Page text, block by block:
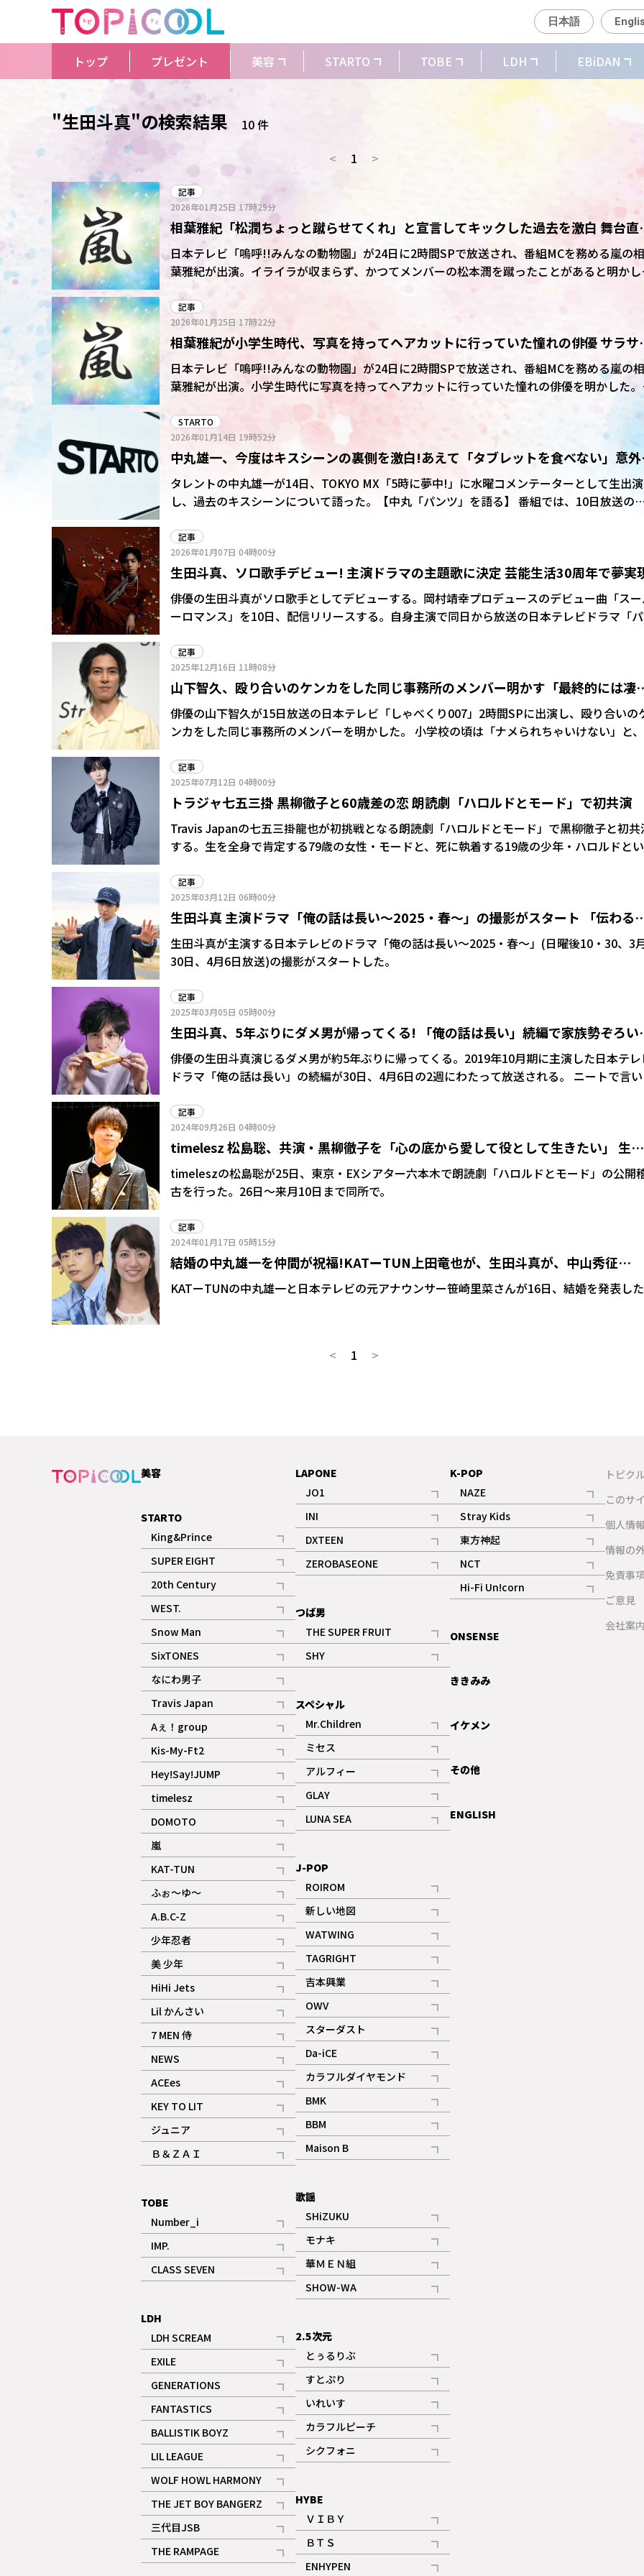
日本語
トップ プレゼント 美容 STARTO TOBE LDH EBiDAN
"生田斗真"の検索結果
10 件
<
1 >
記事
2026年01月25日 17時29分
相葉雅紀「松潤ちょっと蹴らせてくれ」と宣言してキックした過去を激白 舞台直
にイライラ収まらず
日本テレビ「嗚呼!!みんなの動物園」が24日に2時間SPで放送され、番組MCを務める嵐の相
葉雅紀が出演。イライラが収まらず、かつてメンバーの松本潤を蹴ったことがあると明かし
た。相葉が番組内で行っている保護犬トリミングのコーナー。この日、アシスタントとし
行したのは俳優の生田斗真だった。 相葉にとって生田は2学年下ながら、旧ジャニーズ事務所
に入ったのは生田のほうが半年ほど早いという関係。「斗真と本当に長いのよ。斗真先輩
俺が事務所入った時にはもうすでにいたから。半年ぐらい先輩。いつの間にか(呼び捨ての)
真になっちゃったね」と笑顔で当時を振り返った。 「もう30年ぐらいになるね」(生田)「ね。
怖くない?30年だよ」(相葉)と付き合いの長さをしみじみと噛み締める2人。そもそもの始
は「嵐」結成前に相葉、松本、二宮和也、生田の4人で組んでいた「MAIN」のメンバー同
いう関係性だった。 すると、ここで突然、相葉が「だって斗真のせいで俺が松潤のことを蹴る
っていう事件が…」とにこやかな表情のまま言い出し、生田は「ここでその話、する?」と
いながら膝から崩れ落ちて苦笑いを浮かべた。 「同じ舞台やってて。俺が中3だから中1?」と
相葉。当時、相葉が中3、松本と二宮が中2、生田が中1という全員中学生時代に“事件”は起
った。相葉が「開幕するホント寸前まで松潤と斗真がうるさくてうるさくて!」と切り出す
と、生田は「ずっとじゃれ合いみたいなのを…常にしてたんですよ」と当時の背景を説明し
記事
2026年01月25日 17時22分
相葉雅紀が小学生時代、写真を持ってヘアカットに行っていた憧れの俳優 サラサ
ヘアで一世風靡
日本テレビ「嗚呼!!みんなの動物園」が24日に2時間SPで放送され、番組MCを務める嵐の相
葉雅紀が出演。小学生時代に写真を持ってヘアカットに行っていた憧れの俳優を明かした。
相葉が番組内で行っている保護犬トリミングのコーナー。この日、アシスタントとして同
たのは30年来の付き合いになる俳優の生田斗真だった。 ケージに閉じ込められて全く手入れ
されず、もつれまくった保護犬の毛を丁寧にブラッシングしながら相葉は生田に「小学校
ろにさ、髪切りに行く時さ、誰の写真持って行ってた?」と質問。
STARTO
2026年01月14日 19時52分
中丸雄一、今度はキスシーンの裏側を激白!あえて「タブレットを食べない」意
理由とは?
タレントの中丸雄一が14日、TOKYO MX「5時に夢中!」に水曜コメンテーターとして生出演
し、過去のキスシーンについて語った。【中丸「パンツ」を語る】 番組では、10日放送の日
ーン前の食事についてトークしたものだった。生田が「女優さんによっては“食べていいで
か?”って言ってきてくれる人いるじゃないですか。その時は凄い“よし!”って思う。“じゃあ
べよう。僕も食べる。あなたも食べて”って」と話すと、松下は「僕は選びます。具を」と、
においには細心の注意を払うことを打ち明けていた。
記事
2026年01月07日 04時00分
生田斗真、ソロ歌手デビュー! 主演ドラマの主題歌に決定 芸能生活30周年で夢実
俳優の生田斗真がソロ歌手としてデビューする。岡村靖幸プロデュースのデビュー曲「ス
ーロマンス」を10日、配信リリースする。自身主演で同日から放送の日本テレビドラマ「
田斗真。どうぞ、よろしくお願いします」と意気込んでいる。 岡村らしいポップなメロディ
ーに、人間の恋愛に興味のない生物学者が人間に好意を寄せていく主演ドラマの世界観が
されたラブソング。「電子メールじゃ伝わらない」という詞には、若い世代に向けてデジ
ツールでは伝わらない〝生の感情〟があるというメッセージを込めた。 きっかけは生田の熱
烈オファー。芸能生活30周年の節目を迎えて「挑戦者としてチャレンジする精神を忘れた
い」との思いから歌手の道を模索。「大好きな岡村さんにデビュー曲を!」と、自ら足を運
直談判した。 ラブコールを受けた岡村は「生田さんのデビュー作だからこそファンが喜ぶも
のに」と、メールで意見交換し、生田のイベントにも足を運んで書き下ろした。レコーデ
グにも立ち会い「歌をやりたいという情熱が出ている素晴らしい歌声」と絶賛した。
記事
2025年12月16日 11時08分
山下智久、殴り合いのケンカをした同じ事務所のメンバー明かす「最終的には凄
仲良くなった」
俳優の山下智久が15日放送の日本テレビ「しゃべくり007」2時間SPに出演し、殴り合いの
ンカをした同じ事務所のメンバーを明かした。 小学校の頃は「ナメられちゃいけない」と、転
年下だったんで、先輩にこっぴどく…。3つとか4つ上なんで、滅茶苦茶強いんですよ。多
目を付けられて“生意気だぞ”という…。ちょっとかなわなかったですね」と語った。
記事
2025年07月12日 04時00分
トラジャ七五三掛 黒柳徹子と60歳差の恋 朗読劇「ハロルドとモード」で初共演
Travis Japanの七五三掛龍也が初挑戦となる朗読劇「ハロルドとモード」で黒柳徹子と初共
する。生を全身で肯定する79歳の女性・モードと、死に執着する19歳の少年・ハロルドと
ードをそれぞれ演じる。 七五三掛は黒柳との共演に「芸能界の大先輩であり、小さい頃から拝
見していた存在。このような形でご一緒させていただけてとてもうれしい」と喜んだ。 同作
は黒柳が熱望し2020年にスタート。6年連続で上演され、ハロルド役は生田斗真、
松島聡らが務めてきた。「今回、僕にバトンタッチをしていただくことになり、身が引き
る思いです」と意気込んだ。
記事
2025年03月12日 06時00分
生田斗真 主演ドラマ「俺の話は長い～2025・春～」の撮影がスタート 「伝わる
わかんないんですけど…」
生田斗真が主演する日本テレビのドラマ「俺の話は長い～2025・春～」(日曜後10・30、3
30日、4月6日放送)の撮影がスタートした。
記事
2025年03月05日 05時00分
生田斗真、5年ぶりにダメ男が帰ってくる! 「俺の話は長い」続編で家族勢ぞろい
口論が勃発
俳優の生田斗真演じるダメ男が約5年ぶりに帰ってくる。2019年10月期に主演した日本テ
ドラマ「俺の話は長い」の続編が30日、4月6日の2週にわたって放送される。 ニートで言い訳
界を描く。県会議員の秘書になったはずの主人公はすぐクビとなり、喫茶店を営む実家に
中。その実家の売却話が浮上したことで家族勢ぞろいの口論が始まる。
記事
2024年09月26日 04時00分
timelesz 松島聡、共演・黒柳徹子を「心の底から愛して役として生きたい」 生田
斗真からのアドバイス胸に挑む初の朗読劇
timeleszの松島聡が25日、東京・EXシアター六本木で朗読劇「ハロルドとモード」の公開
古を行った。26日～来月10日まで同所で。
記事
2024年01月17日 05時15分
結婚の中丸雄一を仲間が祝福!KATーTUN上田竜也が、生田斗真が、中山秀征
が・・・
KATーTUNの中丸雄一と日本テレビの元アナウンサー笹崎里菜さんが16日、結婚を発表し
< 1 >
美容
STARTO
King&Prince
記事
SUPER EIGHT
記事
20th Century
記事
WEST.
記事
Snow Man
記事
ギャラリー
SixTONES
記事
ギャラリー
なにわ男子
記事
Travis Japan
記事
Aぇ！group
記事
Kis-My-Ft2
記事
ギャラリー
Hey!Say!JUMP
記事
timelesz
記事
DOMOTO
記事
嵐
記事
KAT-TUN
記事
ふぉ～ゆ～
記事
A.B.C-Z
記事
ギャラリー
少年忍者
記事
美 少年
記事
HiHi Jets
記事
Lil かんさい
記事
7 MEN 侍
記事
NEWS
記事
ACEes
記事
KEY TO LIT
記事
ジュニア
記事
Ｂ＆ＺＡＩ
記事
TOBE
Number_i
記事
IMP.
記事
CLASS SEVEN
記事
LDH
LDH SCREAM
記事
EXILE
記事
GENERATIONS
記事
FANTASTICS
記事
BALLISTIK BOYZ
記事
LIL LEAGUE
記事
WOLF HOWL HARMONY
記事
THE JET BOY BANGERZ
記事
三代目JSB
記事
THE RAMPAGE
記事
LAPONE
JO1
記事
ギャラリー
INI
記事
ギャラリー
DXTEEN
記事
ギャラリー
ZEROBASEONE
記事
つば男
THE SUPER FRUIT
記事
ギャラリー
SHY
記事
スペシャル
Mr.Children
記事
ミセス
記事
アルフィー
記事
GLAY
記事
LUNA SEA
記事
J-POP
ROIROM
記事
新しい地図
記事
WATWING
記事
TAGRIGHT
記事
吉本興業
記事
OWV
記事
ギャラリー
スターダスト
記事
Da-iCE
記事
カラフルダイヤモンド
記事
BMK
記事
ギャラリー
BBM
記事
ギャラリー
Maison B
記事
歌謡
SHiZUKU
記事
モナキ
記事
華ＭＥＮ組
記事
SHOW-WA
記事
2.5次元
とぅるりぶ
記事
すとぷり
記事
ギャラリー
いれいす
記事
ギャラリー
カラフルピーチ
記事
シクフォニ
記事
HYBE
ＶＩＢＹ
記事
ＢＴＳ
記事
ENHYPEN
K-POP
NAZE
記事
Stray Kids
記事
東方神起
記事
NCT
記事
Hi-Fi Un!corn
記事
ONSENSE
ききみみ
イケメン
その他
ENGLISH
トピク
このサ
個人情
情報の
免責事
ご意見
会社案